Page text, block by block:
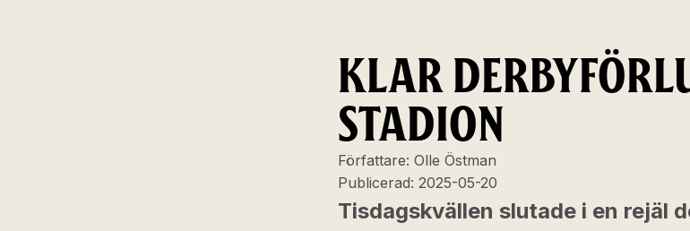
KLAR
STADION
Författare: Olle Östman
Publicerad: 2025-05-20
Tisdagskvällen slutade i en rejäl